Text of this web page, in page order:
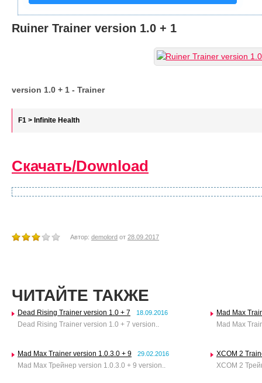
Ruiner Trainer version 1.0 + 1
version 1.0 + 1 - Trainer
F1 > Infinite Health
Скачать/Download
Автор: demolord от 28.09.2017
ЧИТАЙТЕ ТАКЖЕ
Dead Rising Trainer version 1.0 + 7 18.09.2016
Dead Rising Trainer version 1.0 + 7 version..
Mad Max
Mad Max
Mad Max Trainer version 1.0.3.0 + 9 29.02.2016
Mad Max Трейнер version 1.0.3.0 + 9 version..
XCOM 2
XCOM 2